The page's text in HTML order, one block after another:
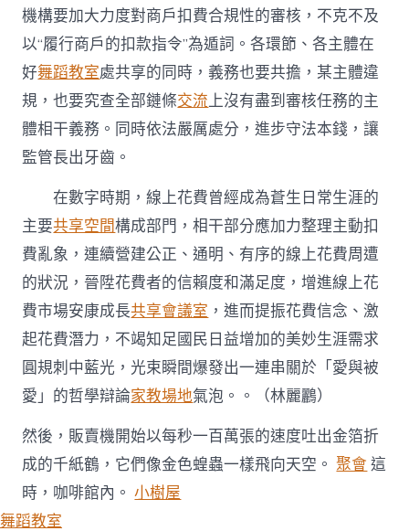
機構要加大力度對商戶扣費合規性的審核，不克不及
以“履行商戶的扣款指令”為遁詞。各環節、各主體在
好舞蹈教室處共享的同時，義務也要共擔，某主體違
規，也要究查全部鏈條交流上沒有盡到審核任務的主
體相干義務。同時依法嚴厲處分，進步守法本錢，讓
監管長出牙齒。
在數字時期，線上花費曾經成為蒼生日常生涯的
主要共享空間構成部門，相干部分應加力整理主動扣
費亂象，連續營建公正、通明、有序的線上花費周遭
的狀況，晉陞花費者的信賴度和滿足度，增進線上花
費市場安康成長共享會議室 ，進而提振花費信念、激
起花費潛力，不竭知足國民日益增加的美妙生涯需求
圓規刺中藍光，光束瞬間爆發出一連串關於「愛與被
愛」的哲學辯論家教場地氣泡。。 （林麗鸝）
然後，販賣機開始以每秒一百萬張的速度吐出金箔折
成的千紙鶴，它們像金色蝗蟲一樣飛向天空。聚會 這
時，咖啡館內。小樹屋
舞蹈教室